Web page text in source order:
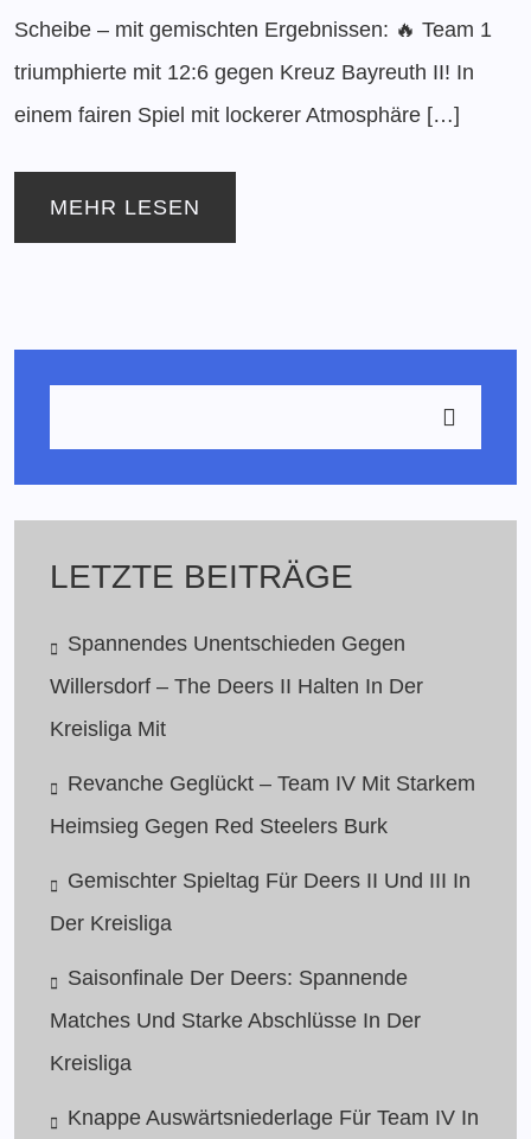
Scheibe – mit gemischten Ergebnissen: 🔥 Team 1
triumphierte mit 12:6 gegen Kreuz Bayreuth II! In
einem fairen Spiel mit lockerer Atmosphäre […]
MEHR LESEN
LETZTE BEITRÄGE
Spannendes Unentschieden Gegen
Willersdorf – The Deers II Halten In Der
Kreisliga Mit
Revanche Geglückt – Team IV Mit Starkem
Heimsieg Gegen Red Steelers Burk
Gemischter Spieltag Für Deers II Und III In
Der Kreisliga
Saisonfinale Der Deers: Spannende
Matches Und Starke Abschlüsse In Der
Kreisliga
Knappe Auswärtsniederlage Für Team IV In